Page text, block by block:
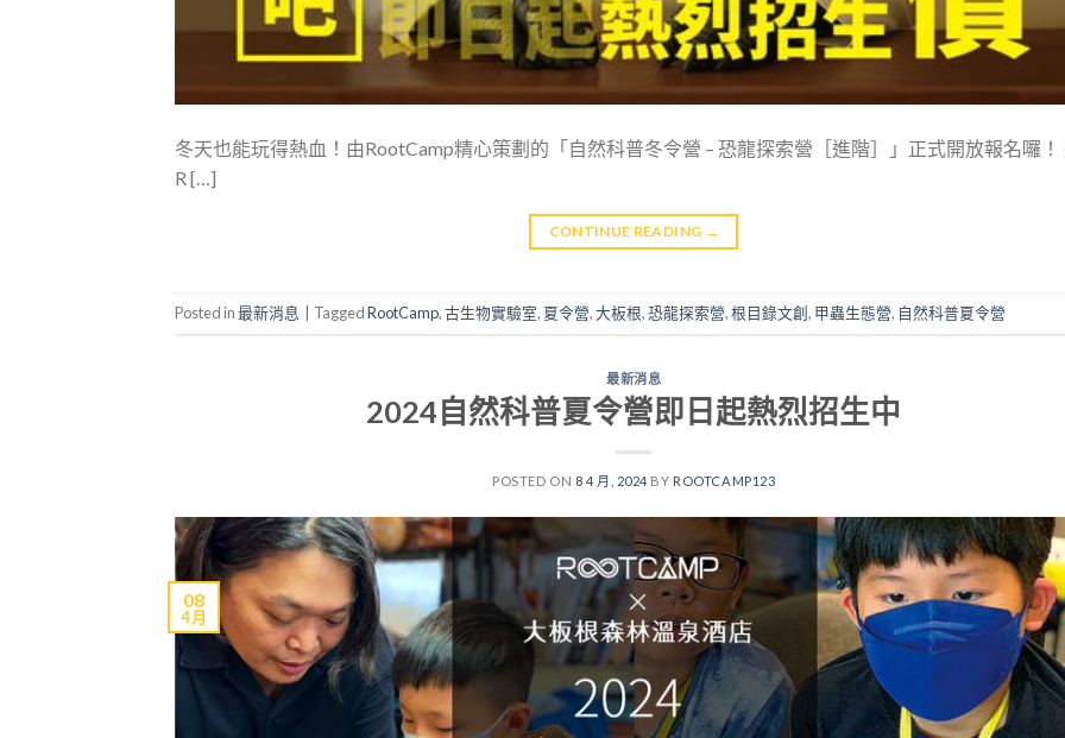
冬天也能玩得熱血！由RootCamp精心策劃的「自然科普冬令營 – 恐龍探索營［進階］」正式開放報名囉！
R […]
CONTINUE READING →
Posted in最新消息 TaggedRootCamp,古生物實驗室, 夏令營,大板根,恐龍探索營,根目錄文創, 甲蟲生態營, 自然科普夏令營
最新消息
2024自然科普夏令營即日起熱烈招生中
POSTED ON 8 4 月, 2024 BY ROOTCAMP123
08
4 月